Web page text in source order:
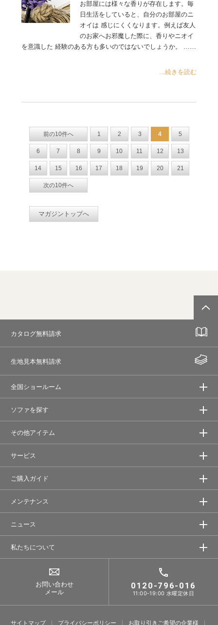
お部屋には様々な香りが存在します。毎
日生活をしていると、自分のお部屋のニ
オイは 感じにくくなります。例えば友人
のお家へお邪魔した際に、香りやニオイ
を意識した 経験のある方も多いのではないでしょうか。 ……
...続きを読む
前の10件へ 1 2 3 4 5
6 7 8 9 10 11 12 13
14 15 16 17 18 19 20 21
次の10件へ
マガジントップへ
カタログ無料請求
生地見本無料請求
全国ショールーム
ソファを探す
その他アイテム
サービス
ご購入ガイド
メンテナンス
ニュース
私たちについて
お問い合わせ
メール
0120-796-016
11:00-19:00 水曜定休日
サイトマップ プライバシーポリシー お取り引きご希望の企業様